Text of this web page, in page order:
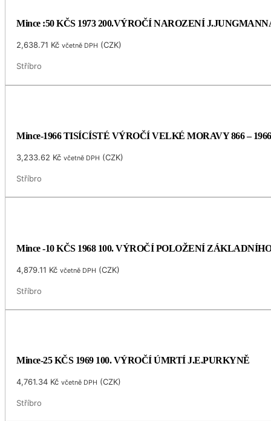
Mince :50 KČS 1973 200.VÝROČÍ NAROZENÍ
2,638.71 Kč včetně DPH (CZK)
Stříbro
Mince-1966 TISÍCÍSTÉ VÝROČÍ VELKÉ MORAVY 866 – 1966
3,233.62 Kč včetně DPH (CZK)
Stříbro
Mince -10 KČS 1968 100. VÝROČÍ POLOŽENÍ
4,879.11 Kč včetně DPH (CZK)
Stříbro
Mince-25 KČS 1969 100. VÝROČÍ ÚMRTÍ J.E.PURKYNĚ
4,761.34 Kč včetně DPH (CZK)
Stříbro